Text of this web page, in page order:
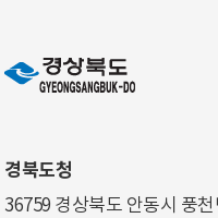
경북도청
36759 경상북도 안동시 풍